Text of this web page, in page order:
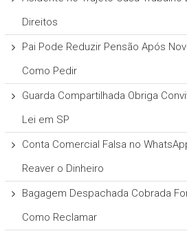
Direitos
Pai Pode Reduzir Pensão Após
Como Pedir
Guarda Compartilhada Obriga
Lei em SP
Conta Comercial Falsa no
Reaver o Dinheiro
Bagagem Despachada Cobrada
Como Reclamar